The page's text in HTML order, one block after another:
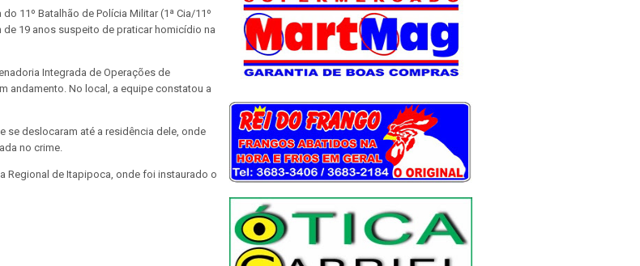
11º Batalhão de Polícia Militar (1ª Cia/11º
de 19 anos suspeito de praticar homicídio na
Integrada de Operações de
andamento. No local, a equipe constatou a
se deslocaram até a residência dele, onde
no crime.
Regional de Itapipoca, onde foi instaurado o